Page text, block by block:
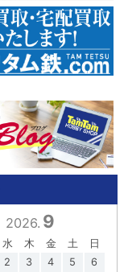
2026. 9
水 木 金 土
日
2 3 4 5
6